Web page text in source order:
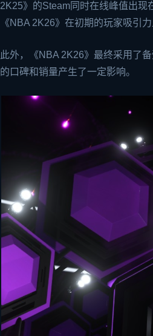
2K25》的Steam同时在线峰值出现
《NBA 2K26》在初期的玩家吸引
此外，《NBA 2K26》最终采用了
的口碑和销量产生了一定影响。